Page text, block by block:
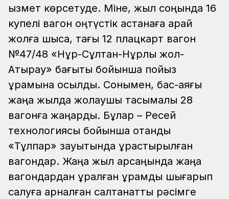
қызмет көрсетуде. Міне, жыл соңында 16
купелі вагон оңтүстік астанаға қарай
жолға шықса, тағы 12 плацкарт вагон
№47/48 «Нұр-Сұлтан-Нұрлы жол-
Атырау» бағыты бойынша пойыз
құрамына қосылды. Сонымен, бас-аяғы
жаңа жылда жолаушы тасымалы 28
вагонға жаңарды. Бұлар – Ресей
технологиясы бойынша отандық
«Тұлпар» зауытында құрастырылған
вагондар. Жаңа жыл қарсаңында жаңа
вагондардан құралған құрамды шығарып
салуға арналған салтанатты рәсімге